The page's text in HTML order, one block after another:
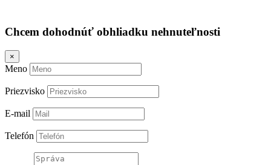
Chcem dohodnúť obhliadku nehnuteľnosti
×
Meno
Priezvisko
E-mail
Telefón